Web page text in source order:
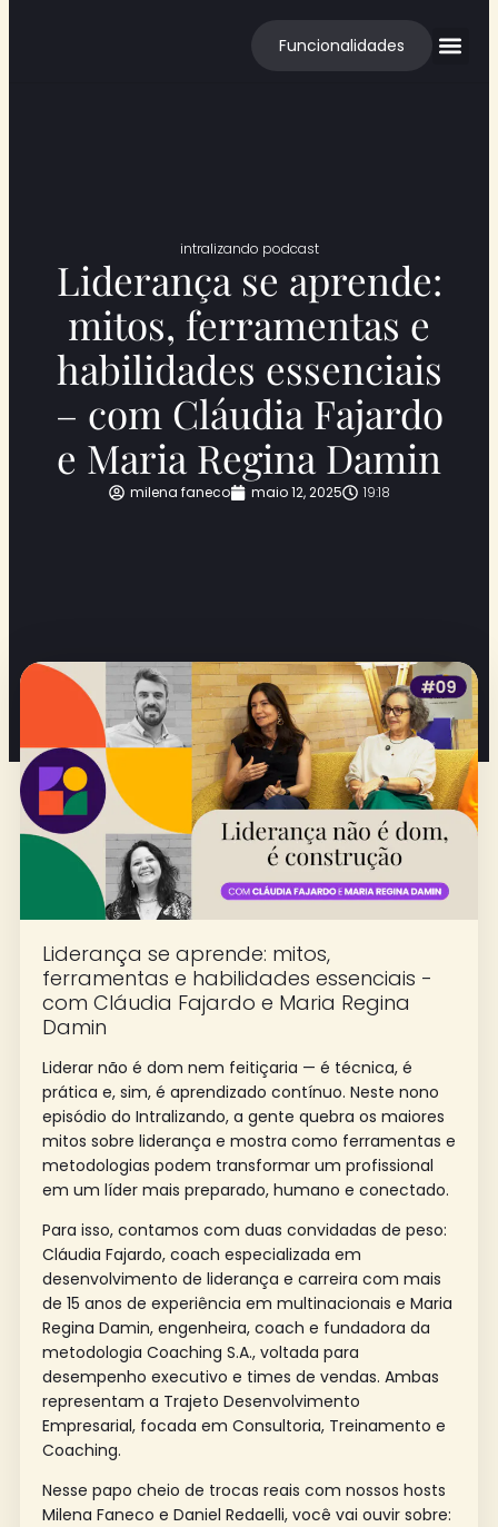
Funcionalidades
intralizando podcast
Liderança se aprende:
mitos, ferramentas e
habilidades essenciais
– com Cláudia Fajardo
e Maria Regina Damin
milena faneco maio 12, 2025 19:18
Liderança se aprende: mitos,
ferramentas e habilidades essenciais -
com Cláudia Fajardo e Maria Regina
Damin
Liderar não é dom nem feitiçaria — é técnica, é
prática e, sim, é aprendizado contínuo. Neste nono
episódio do Intralizando, a gente quebra os maiores
mitos sobre liderança e mostra como ferramentas e
metodologias podem transformar um profissional
em um líder mais preparado, humano e conectado.
Para isso, contamos com duas convidadas de peso:
Cláudia Fajardo, coach especializada em
desenvolvimento de liderança e carreira com mais
de 15 anos de experiência em multinacionais e Maria
Regina Damin, engenheira, coach e fundadora da
metodologia Coaching S.A., voltada para
desempenho executivo e times de vendas. Ambas
representam a Trajeto Desenvolvimento
Empresarial, focada em Consultoria, Treinamento e
Coaching.
Nesse papo cheio de trocas reais com nossos hosts
Milena Faneco e Daniel Redaelli, você vai ouvir sobre: